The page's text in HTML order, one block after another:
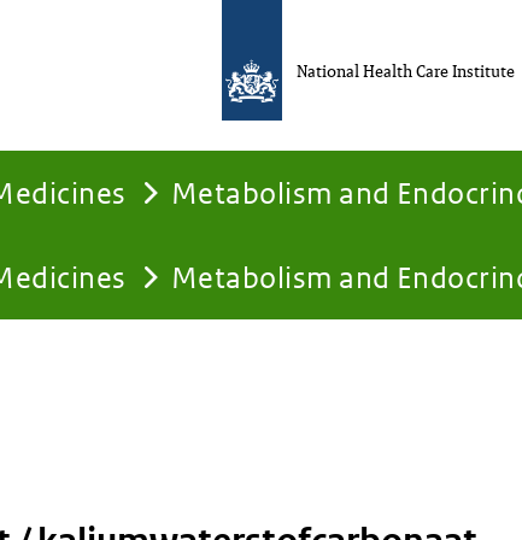
Metabolism and
Metabolism and
National Health Care Institute